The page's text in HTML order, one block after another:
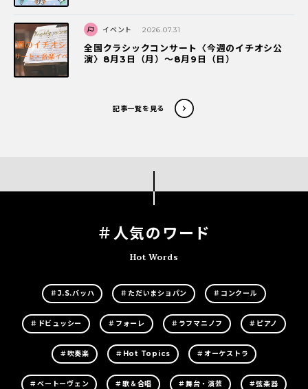
イベント 2026.07.31
全国クラシックコンサート〈今週のイチオシ公
演〉8月3日（月）～8月9日（日）
記事一覧を見る
＃人気のワード
Hot Words
＃J.S.バッハ ＃ただいまショパン ＃コンクール
＃ドビュッシー ＃フォーレ ＃ラフマニノフ ＃ピアノ
＃吹奏楽 ＃Hot Topics ＃オーケストラ
＃ベートーヴェン ＃歌＆合唱 ＃舞台・演芸 ＃弦楽器